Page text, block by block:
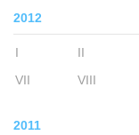
2012
I II
VII
VIII
2011